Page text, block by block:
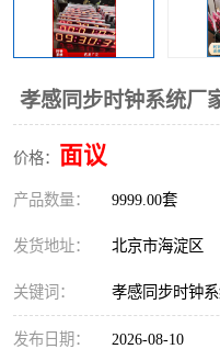
孝感同步时钟系统厂
价格： 面议
产品数量： 9999.00套
发货地址： 北京市海淀区
关键词： 孝感同步时钟
发布日期： 2026-08-10